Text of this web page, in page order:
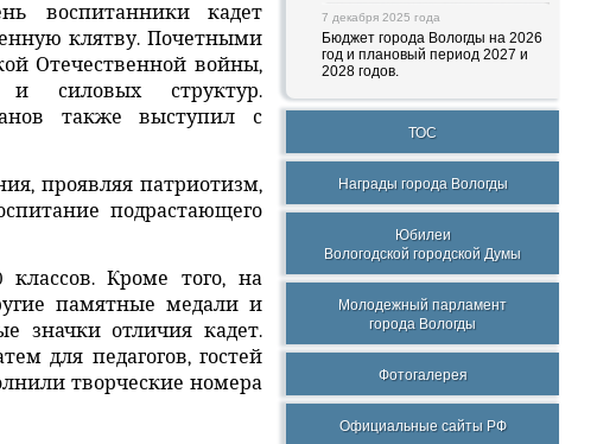
воспитанники кадет
клятву. Почетными
Отечественной войны,
и силовых структур.
также выступил с
проявляя патриотизм,
подрастающего
Кроме того, на
памятные медали и
значки отличия кадет.
для педагогов, гостей
творческие номера
7 декабря 2025 года
Бюджет города Вологды на 2026
год и плановый период 2027 и
2028 годов.
ТОС
Награды города Вологды
Юбилеи
Вологодской городской Думы
Молодежный парламент
города Вологды
Фотогалерея
Официальные сайты РФ